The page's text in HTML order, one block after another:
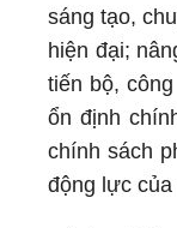
sáng tạo,
hiện đại;
tiến bộ,
ổn định
chính sách
động lực của